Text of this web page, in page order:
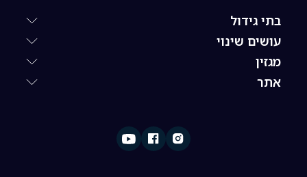
בתי גידול
עושים שינוי
מגזין
אתר